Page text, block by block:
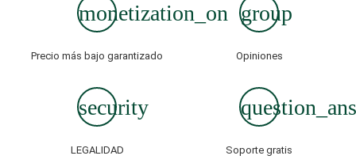
monetization_on
Precio más bajo garantizado
group
Opiniones
security
LEGALIDAD Soporte gratis